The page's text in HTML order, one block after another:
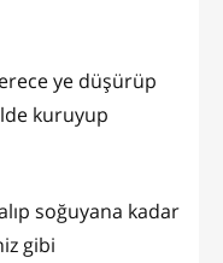
ye düşürüp
kuruyup
soğuyana kadar
gibi